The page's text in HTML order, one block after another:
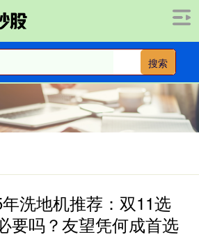
搜索
洗地机推荐：双11选
要吗？友望凭何成首选